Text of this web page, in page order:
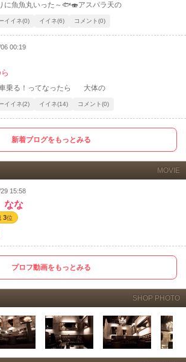
に魚魚丸いった～🐟🍣アスパラ天の
イイネ(0) イイネ(6) コメント(0)
00:19
乗る！ってなったら 大体の
イイネ(2) イイネ(14) コメント(0)
新着ブログをもっとみる
MOVIE
15:58
な
3位
プロフ動画をもっとみる
SHOP PHOTO